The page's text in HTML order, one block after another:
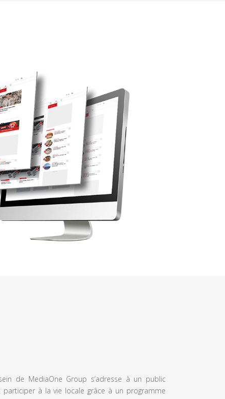
de MediaOne Group s’adresse à un public
participer à la vie locale grâce à un programme